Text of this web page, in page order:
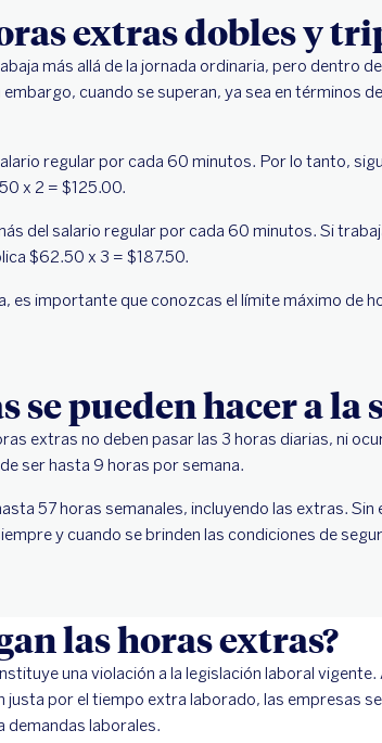
extras dobles y
más allá de la jornada ordinaria, pero dentro
cuando se superan, ya sea en términos
regular por cada 60 minutos. Por lo tanto,
x 2 = $125.00.
del salario regular por cada 60 minutos. Si
$62.50 x 3 = $187.50.
es importante que conozcas el límite máximo de
se pueden hacer a la
extras no deben pasar las 3 horas diarias, ni
ser hasta 9 horas por semana.
57 horas semanales, incluyendo las extras.
y cuando se brinden las condiciones de
las horas extras?
una violación a la legislación laboral vigente.
por el tiempo extra laborado, las empresas
demandas laborales.